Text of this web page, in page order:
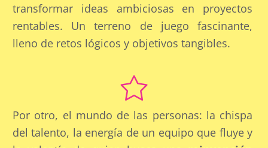
transformar ideas ambiciosas en proyectos
rentables. Un terreno de juego fascinante,
lleno de retos lógicos y objetivos tangibles.
Por otro, el mundo de las personas: la chispa
del talento, la energía de un equipo que fluye y